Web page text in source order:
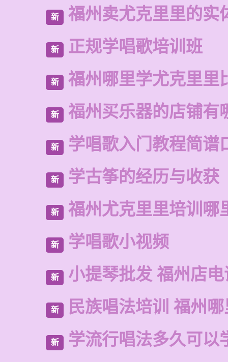
新 福州卖尤克里里的实
新 正规学唱歌培训班
新 福州哪里学尤克里里
新 福州买乐器的店铺有
新 学唱歌入门教程简谱
新 学古筝的经历与收获
新 福州尤克里里培训哪
新 学唱歌小视频
新 小提琴批发 福州店
新 民族唱法培训 福州
新 学流行唱法多久可以